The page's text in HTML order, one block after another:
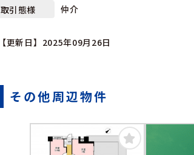
取引態様
仲介
【更新日】2025年09月26日
その他周辺物件